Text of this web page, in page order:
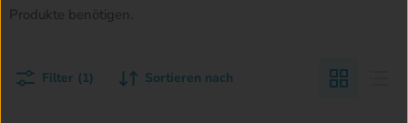
Produkte benötigen.
Filter (1) Sortieren nach